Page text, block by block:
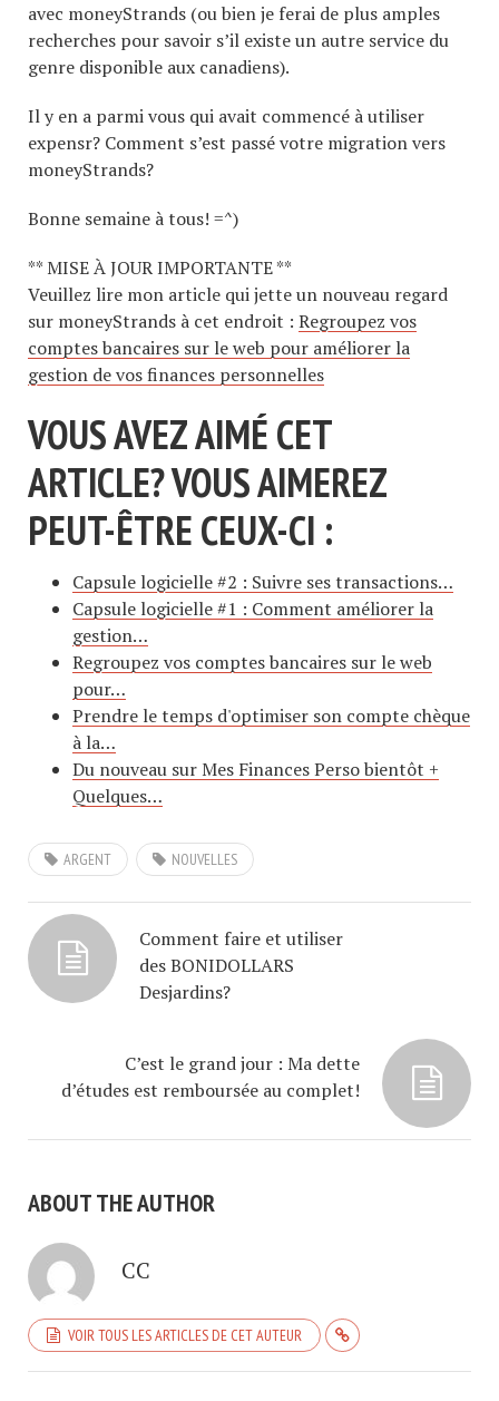
avec moneyStrands (ou bien je ferai de plus amples
recherches pour savoir s’il existe un autre service du
genre disponible aux canadiens).
Il y en a parmi vous qui avait commencé à utiliser
expensr? Comment s’est passé votre migration vers
moneyStrands?
Bonne semaine à tous! =^)
** MISE À JOUR IMPORTANTE **
Veuillez lire mon article qui jette un nouveau regard
sur moneyStrands à cet endroit : Regroupez vos
comptes bancaires sur le web pour améliorer la
gestion de vos finances personnelles
VOUS AVEZ AIMÉ CET
ARTICLE? VOUS AIMEREZ
PEUT-ÊTRE CEUX-CI :
Capsule logicielle #2 : Suivre ses transactions…
Capsule logicielle #1 : Comment améliorer la
gestion…
Regroupez vos comptes bancaires sur le web
pour…
Prendre le temps d'optimiser son compte chèque
à la…
Du nouveau sur Mes Finances Perso bientôt +
Quelques…
ARGENT NOUVELLES
Comment faire et utiliser
des BONIDOLLARS
Desjardins?
C’est le grand jour : Ma dette
d’études est remboursée au complet!
ABOUT THE AUTHOR
CC
VOIR TOUS LES ARTICLES DE CET AUTEUR